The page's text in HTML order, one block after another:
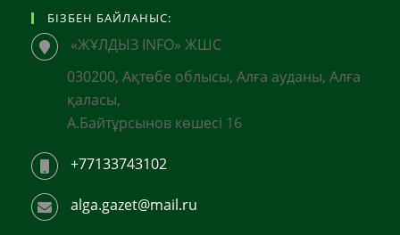
БІЗБЕН БАЙЛАНЫС:
«ЖҰЛДЫЗ INFO» ЖШС
030200, Ақтөбе облысы, Алға ауданы, Алға
қаласы,
А.Байтұрсынов көшесі 16
+77133743102
alga.gazet@mail.ru